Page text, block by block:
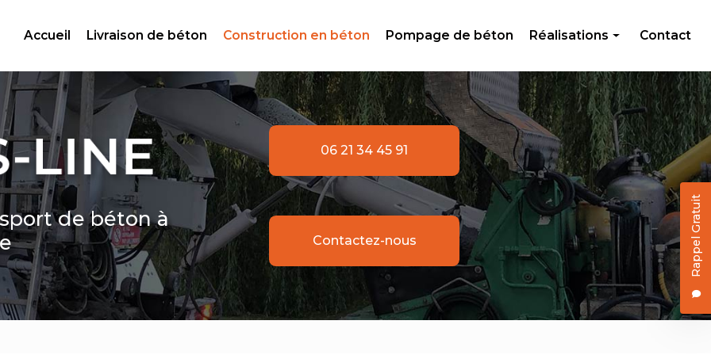
Rappel Gratuit
Accueil
Livraison de béton Construction en béton Pompage de béton Réalisations
Livraison de béton
Création en béton
Pompage de béton
Contact
de béton à
06 21 34 45 91
Contactez-nous